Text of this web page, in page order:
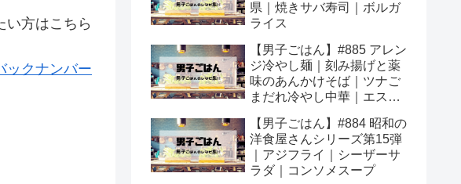
い方はこちら
ックナンバー
県｜焼きサバ寿司｜ボルガ
ライス
【男子ごはん】#885 アレン
ジ冷やし麺｜刻み揚げと薬
味のあんかけそば｜ツナご
まだれ冷やし中華｜エスニ
【男子ごはん】#884 昭和の
洋食屋さんシリーズ第15弾
｜アジフライ｜シーザーサ
ラダ｜コンソメスープ